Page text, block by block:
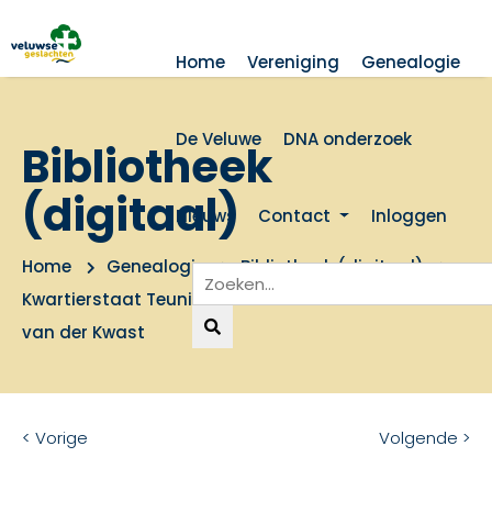
Home Vereniging Genealogie
De Veluwe DNA onderzoek
Nieuws Contact Inloggen
Bibliotheek
(digitaal)
Home Genealogie
Bibliotheek (digitaal)
Kwartierstaat Teunis van de Vis X Alida Johanna
van der Kwast
< Vorige Volgende >